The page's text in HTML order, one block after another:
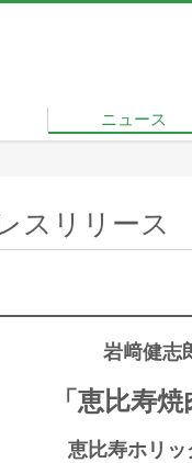
ニュース
スリリース
岩﨑健志
「恵比寿
恵比寿ホリ